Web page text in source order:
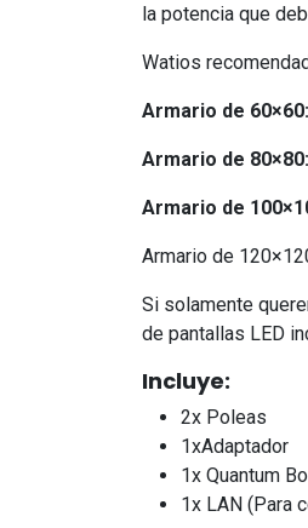
la potencia que
Watios
Armario de
Armario de
Armario de
Armario de
Si solamente
de pantallas LED
Incluye:
2x Poleas
1xAdaptador
1x Quantum
1x LAN (Para